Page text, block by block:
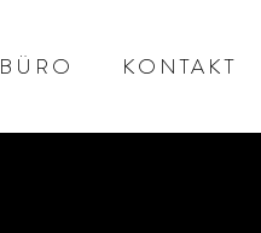
BÜRO KONTAKT